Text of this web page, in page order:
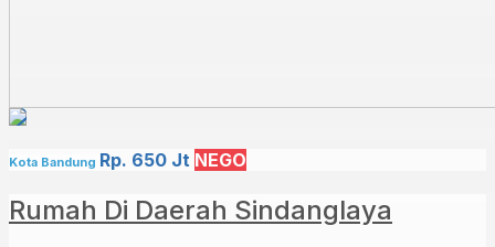
Kota Bandung Rp. 650 Jt NEGO
Rumah Di Daerah Sindanglaya